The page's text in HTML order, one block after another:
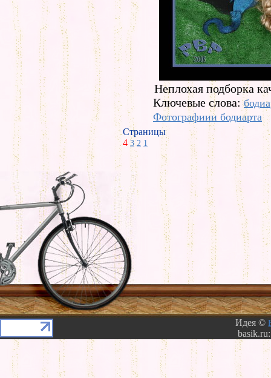
Неплохая подборка
Ключевые слова:
Фотографиии бодиарта
Страницы
4 3 2 1
Идея ©